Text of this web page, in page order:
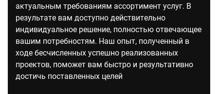
актуальным требованиям ассортимент услуг. В
результате вам доступно действительно
индивидуальное решение, полностью отвечающее
вашим потребностям. Наш опыт, полученный в
ходе бесчисленных успешно реализованных
проектов, поможет вам быстро и результативно
достичь поставленных целей